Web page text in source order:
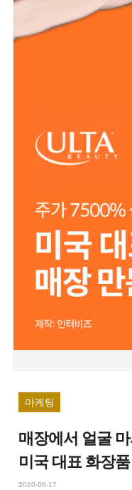
마케팅
매장에서 얼굴
미국 대표 화장
2020-06-17